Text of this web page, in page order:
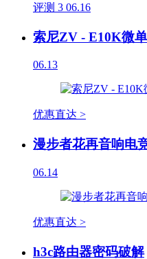
评测 3 06.16
索尼ZV - E10K微
06.13
优惠直达 >
漫步者花再音响电
06.14
优惠直达 >
h3c路由器密码破解